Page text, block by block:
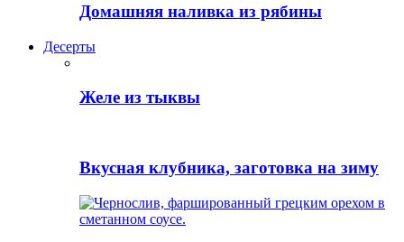
Домашняя наливка из рябины
Десерты
Желе из тыквы
Вкусная клубника, заготовка на зиму